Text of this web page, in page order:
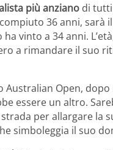
più anziano di
36 anni, sarà
vinto a 34 anni.
a rimandare il suo
Australian Open,
essere un altro.
per allargare la
simboleggia il suo